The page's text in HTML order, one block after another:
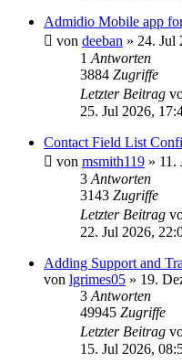
Admidio Mobile app
von deeban » 24. Jul
1 Antworten
3884 Zugriffe
Letzter Beitrag
25. Jul 2026,
Contact Field List
von msmith119 » 11.
3 Antworten
3143 Zugriffe
Letzter Beitrag
22. Jul 2026,
Adding Support and
von lgrimes05 » 19.
3 Antworten
49945 Zugriffe
Letzter Beitrag
15. Jul 2026,